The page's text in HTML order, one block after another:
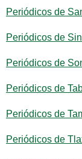
Periódicos de
Periódicos de
Periódicos de
Periódicos de
Periódicos de
Periódicos de